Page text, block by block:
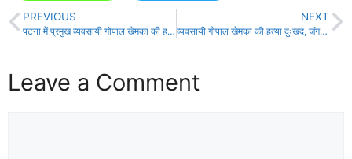
PREVIOUS
पटना में प्रमुख व्यवसायी गोपाल खेमका की हत्या, घर के बाहर बाइक सवार बदमाशों ने मारी गोली!
NEXT
व्यवसायी गोपाल खेमका की हत्या दुःखद, जंगलराज का परिणाम- मृत्युंजय तिवारी!
Leave a Comment